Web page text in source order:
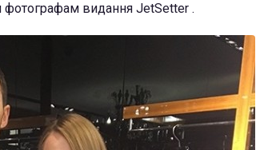
видання JetSetter .